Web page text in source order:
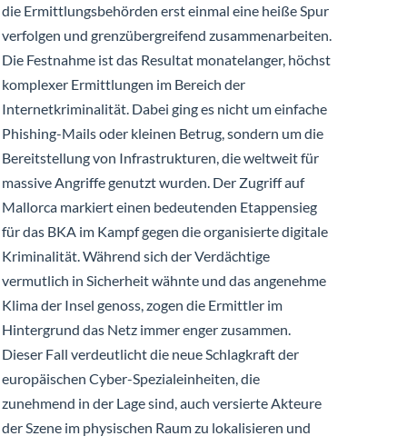
die Ermittlungsbehörden erst einmal eine heiße Spur
verfolgen und grenzübergreifend zusammenarbeiten.
Die Festnahme ist das Resultat monatelanger, höchst
komplexer Ermittlungen im Bereich der
Internetkriminalität. Dabei ging es nicht um einfache
Phishing-Mails oder kleinen Betrug, sondern um die
Bereitstellung von Infrastrukturen, die weltweit für
massive Angriffe genutzt wurden. Der Zugriff auf
Mallorca markiert einen bedeutenden Etappensieg
für das BKA im Kampf gegen die organisierte digitale
Kriminalität. Während sich der Verdächtige
vermutlich in Sicherheit wähnte und das angenehme
Klima der Insel genoss, zogen die Ermittler im
Hintergrund das Netz immer enger zusammen.
Dieser Fall verdeutlicht die neue Schlagkraft der
europäischen Cyber-Spezialeinheiten, die
zunehmend in der Lage sind, auch versierte Akteure
der Szene im physischen Raum zu lokalisieren und